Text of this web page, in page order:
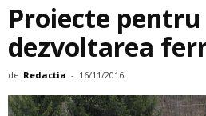
Proiecte pentru
dezvoltarea
de Redactia - 16/11/2016